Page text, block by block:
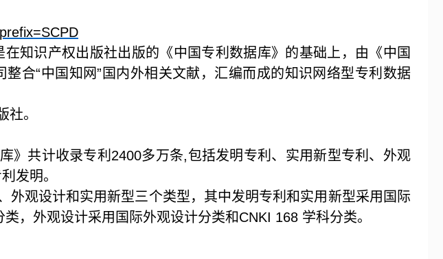
在知识产权出版社出版的《中国专利数据库》的基础上，由《中国
合“中国知网”国内外相关文献，汇编而成的知识网络型专利数据
。
》共计收录专利 2400多万条,包括发明专利、实用新型专利、外观
发明。
外观设计和实用新型三个类型，其中发明专利和实用新型采用国际
类，外观设计采用国际外观设计分类和CNKI 168 学科分类。